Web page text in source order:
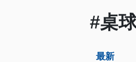
#桌
最新